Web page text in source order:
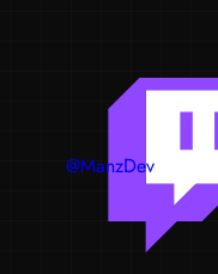
@ManzDev